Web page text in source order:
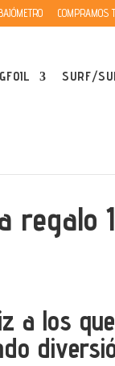
COMPRAMOS
SURF/
regalo
a los